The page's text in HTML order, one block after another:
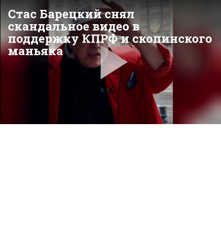
Стас Барецкий снял
скандальное видео в
поддержку КПРФ и скопинского
маньяка